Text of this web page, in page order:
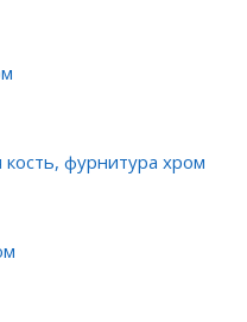
фурнитура хром